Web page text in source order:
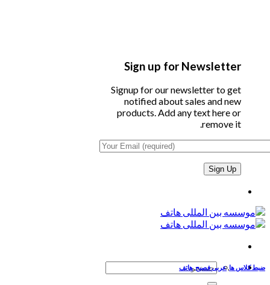
Sign up for Newsletter
Signup for our newsletter to get
notified about sales and new
products. Add any text here or
remove it.
جستجو
ضبط کلاس ها ,عربی فصیح,هاتف